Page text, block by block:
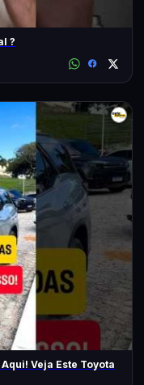
?
Veja Este Toyota